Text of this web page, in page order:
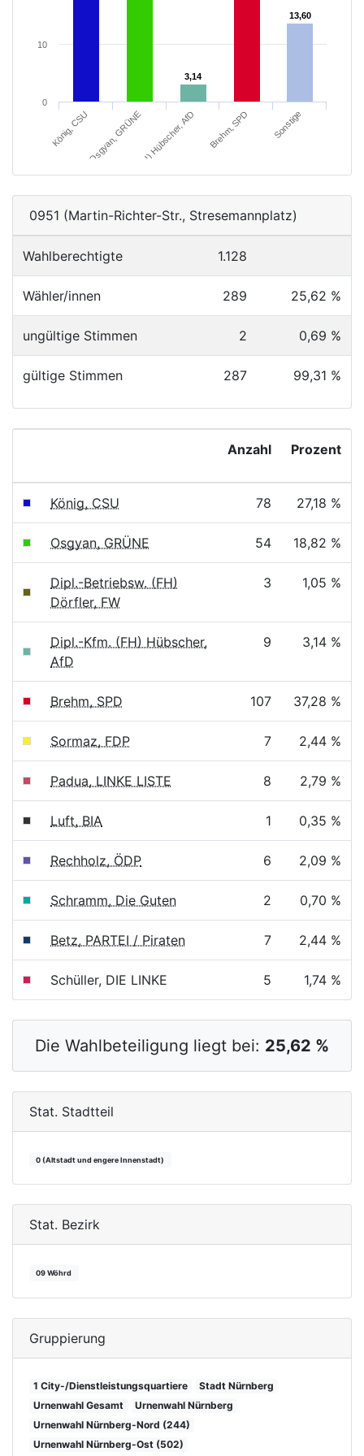
3,14
3,14
13,60
13,60
König, CSU Osgyan, GRÜNE
Dipl.-Kfm. (FH) Hübscher, AfD Brehm, SPD Sonstige
0
10
0951 (Martin-Richter-Str., Stresemannplatz)
Wahlberechtigte 1.128
Wähler/innen 289 25,62 %
ungültige Stimmen 2 0,69 %
gültige Stimmen 287 99,31 %
Anzahl Prozent
König, CSU 78 27,18 %
Osgyan, GRÜNE 54 18,82 %
Dipl.-Betriebsw. (FH)
Dörfler, FW
3 1,05 %
Dipl.-Kfm. (FH) Hübscher,
AfD
9 3,14 %
Brehm, SPD 107 37,28 %
Sormaz, FDP 7 2,44 %
Padua, LINKE LISTE 8 2,79 %
Luft, BIA 1 0,35 %
Rechholz, ÖDP 6 2,09 %
Schramm, Die Guten 2 0,70 %
Betz, PARTEI / Piraten 7 2,44 %
Schüller, DIE LINKE 5 1,74 %
Die Wahlbeteiligung liegt bei: 25,62 %
Stat. Stadtteil
0 (Altstadt und engere Innenstadt)
Stat. Bezirk
09 Wöhrd
Gruppierung
1 City-/Dienstleistungsquartiere
Stadt Nürnberg
Urnenwahl Gesamt
Urnenwahl Nürnberg
Urnenwahl Nürnberg-Nord (244)
Urnenwahl Nürnberg-Ost (502)